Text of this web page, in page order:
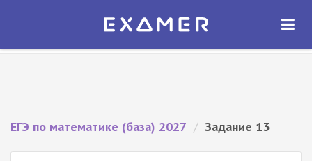
Экзамер — ЕГЭ 2027
ОТКРЫТЬ
ЕГЭ по математике (база) 2027 / Задание 13